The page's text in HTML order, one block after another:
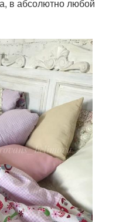
в абсолютно любой